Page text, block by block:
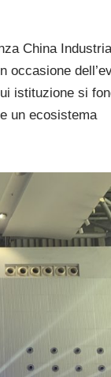
China
occasione
istituzione si
un ecosistema